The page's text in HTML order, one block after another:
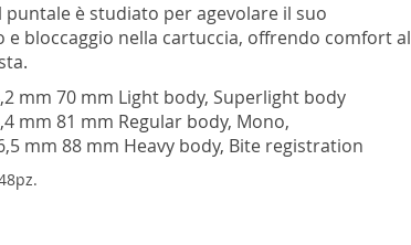
puntale è studiato per agevolare il suo
e bloccaggio nella cartuccia, offrendo comfort al
mm 70 mm Light body, Superlight body
mm 81 mm Regular body, Mono,
mm 88 mm Heavy body, Bite registration